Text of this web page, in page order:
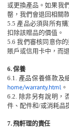
或更換產品。如果我
罄，我們會退回相關
5.5 產品必須與所有
扣除該贈品的價值。
5.6我們審核同意你
賬戶 或信用卡中 ， 而
6.保養
6.1.
產品保養條款及
home/warranty.html 。
6.2. 除非另有說明，
件、配件和/或消耗品
7.飛軒理的責任